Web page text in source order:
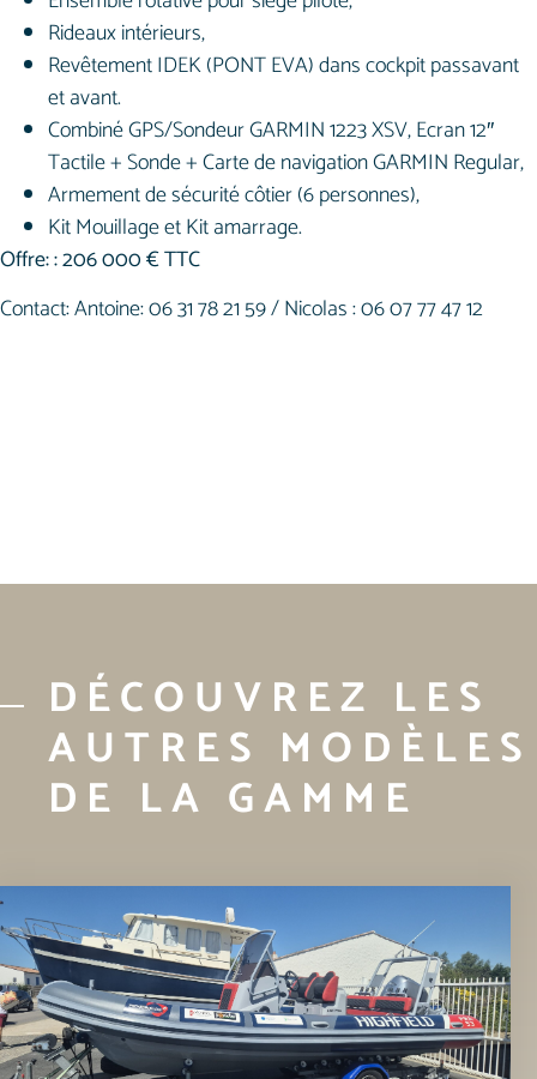
Rideaux intérieurs,
Revêtement IDEK (PONT EVA) dans cockpit passavant
et avant.
Combiné GPS/Sondeur GARMIN 1223 XSV, Ecran 12″
Tactile + Sonde + Carte de navigation GARMIN Regular,
Armement de sécurité côtier (6 personnes),
Kit Mouillage et Kit amarrage.
Offre: : 206 000 € TTC
Contact: Antoine: 06 31 78 21 59 / Nicolas : 06 07 77 47 12
DÉCOUVREZ LES
AUTRES MODÈLES
DE LA GAMME